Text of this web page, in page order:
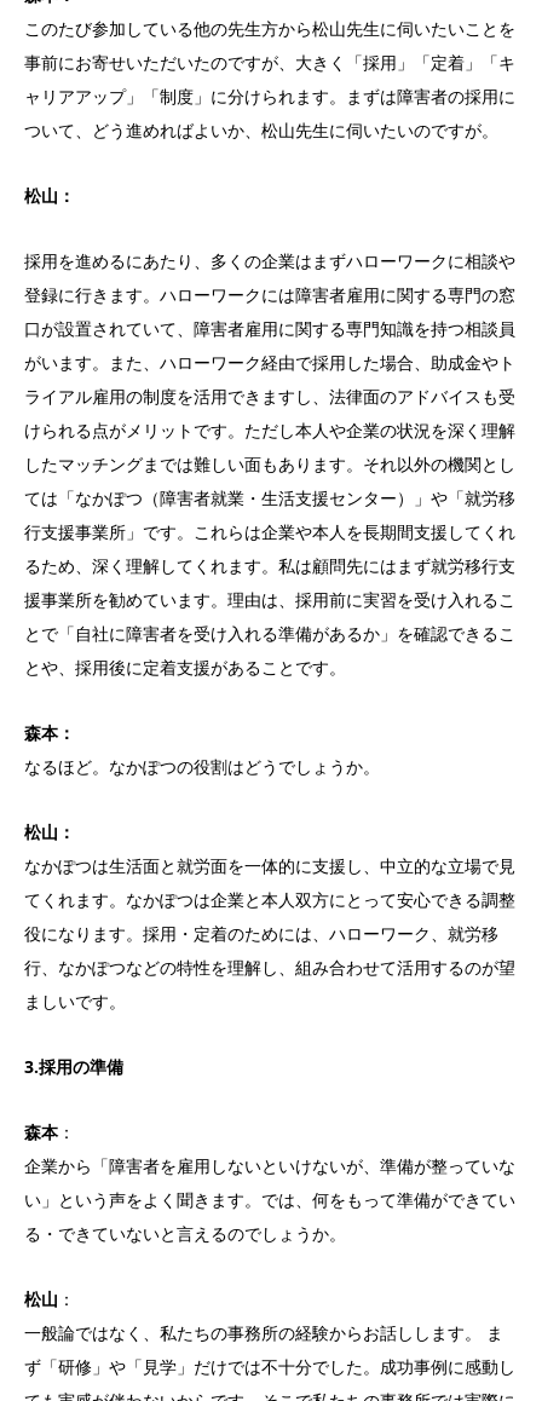
このたび参加している他の先生方から松山先生に伺いたいことを
事前にお寄せいただいたのですが、大きく「採用」「定着」「キ
ャリアアップ」「制度」に分けられます。まずは障害者の採用に
ついて、どう進めればよいか、松山先生に伺いたいのですが。
松山：
採用を進めるにあたり、多くの企業はまずハローワークに相談や
登録に行きます。ハローワークには障害者雇用に関する専門の窓
口が設置されていて、障害者雇用に関する専門知識を持つ相談員
がいます。また、ハローワーク経由で採用した場合、助成金やト
ライアル雇用の制度を活用できますし、法律面のアドバイスも受
けられる点がメリットです。ただし本人や企業の状況を深く理解
したマッチングまでは難しい面もあります。それ以外の機関とし
ては「なかぽつ（障害者就業・生活支援センター）」や「就労移
行支援事業所」です。これらは企業や本人を長期間支援してくれ
るため、深く理解してくれます。私は顧問先にはまず就労移行支
援事業所を勧めています。理由は、採用前に実習を受け入れるこ
とで「自社に障害者を受け入れる準備があるか」を確認できるこ
とや、採用後に定着支援があることです。
森本：
なるほど。なかぽつの役割はどうでしょうか。
松山：
なかぽつは生活面と就労面を一体的に支援し、中立的な立場で見
てくれます。なかぽつは企業と本人双方にとって安心できる調整
役になります。採用・定着のためには、ハローワーク、就労移
行、なかぽつなどの特性を理解し、組み合わせて活用するのが望
ましいです。
3.採用の準備
森本：
企業から「障害者を雇用しないといけないが、準備が整っていな
い」という声をよく聞きます。では、何をもって準備ができてい
る・できていないと言えるのでしょうか。
松山 ：
一般論ではなく、私たちの事務所の経験からお話しします。 ま
ず「研修」や「見学」だけでは不十分でした。成功事例に感動し